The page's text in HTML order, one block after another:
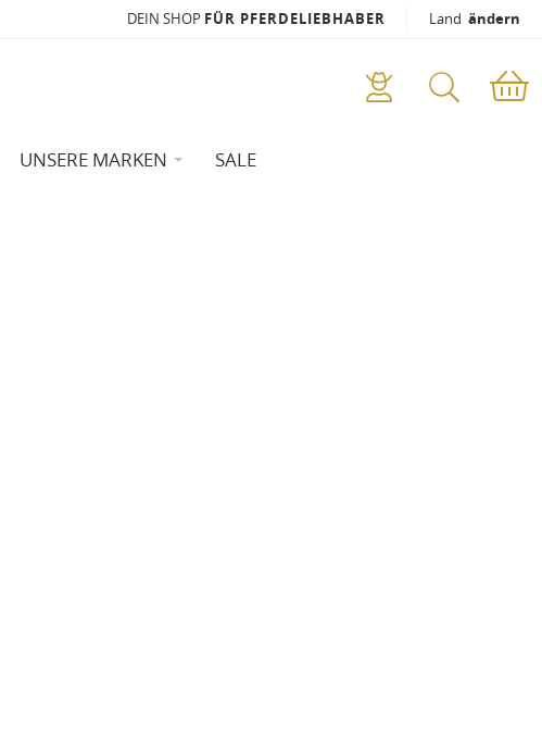
DEIN SHOP FÜR PFERDELIEBHABER Land ändern
UNSERE MARKEN SALE